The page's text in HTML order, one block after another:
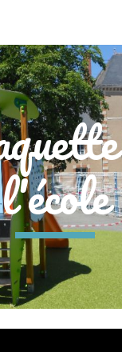
l'école